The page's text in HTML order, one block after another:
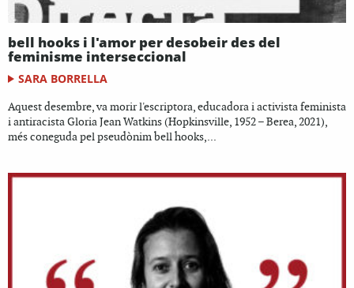
bell hooks i l'amor per desobeir des del
feminisme interseccional
SARA BORRELLA
Aquest desembre, va morir l'escriptora, educadora i activista feminista
i antiracista Gloria Jean Watkins (Hopkinsville, 1952 – Berea, 2021),
més coneguda pel pseudònim bell hooks,...